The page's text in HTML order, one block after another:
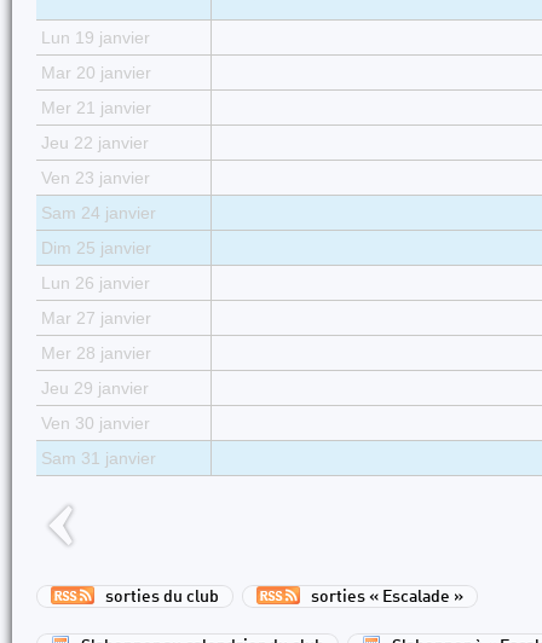
Lun 19 janvier
Mar 20 janvier
Mer 21 janvier
Jeu 22 janvier
Ven 23 janvier
Sam 24 janvier
Dim 25 janvier
Lun 26 janvier
Mar 27 janvier
Mer 28 janvier
Jeu 29 janvier
Ven 30 janvier
Sam 31 janvier
sorties du club sorties « Escalade »